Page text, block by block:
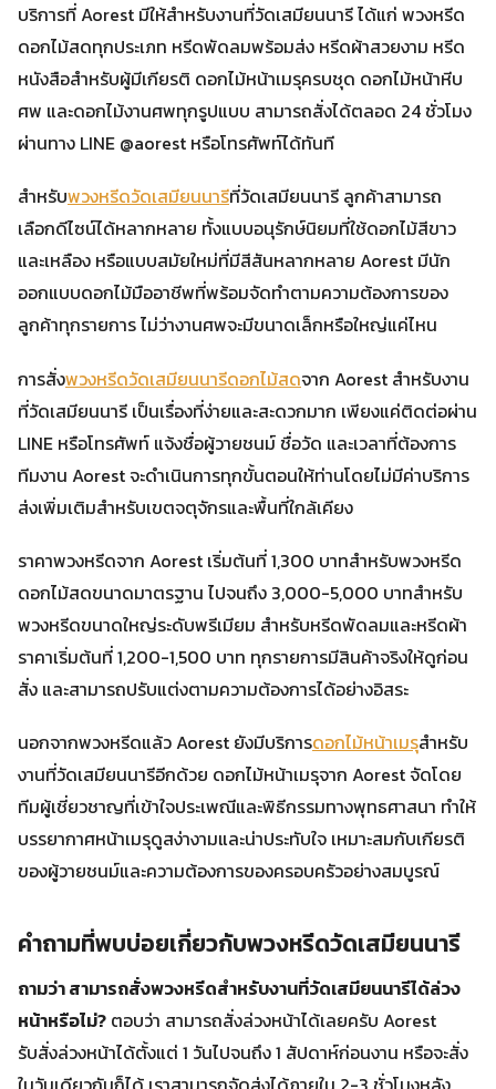
บริการที่ Aorest มีให้สำหรับงานที่วัดเสมียนนารี ได้แก่ พวงหรีด
ดอกไม้สดทุกประเภท หรีดพัดลมพร้อมส่ง หรีดผ้าสวยงาม หรีด
หนังสือสำหรับผู้มีเกียรติ ดอกไม้หน้าเมรุครบชุด ดอกไม้หน้าหีบ
ศพ และดอกไม้งานศพทุกรูปแบบ สามารถสั่งได้ตลอด 24 ชั่วโมง
ผ่านทาง LINE @aorest หรือโทรศัพท์ได้ทันที
สำหรับพวงหรีดวัดเสมียนนารีที่วัดเสมียนนารี ลูกค้าสามารถ
เลือกดีไซน์ได้หลากหลาย ทั้งแบบอนุรักษ์นิยมที่ใช้ดอกไม้สีขาว
และเหลือง หรือแบบสมัยใหม่ที่มีสีสันหลากหลาย Aorest มีนัก
ออกแบบดอกไม้มืออาชีพที่พร้อมจัดทำตามความต้องการของ
ลูกค้าทุกรายการ ไม่ว่างานศพจะมีขนาดเล็กหรือใหญ่แค่ไหน
การสั่งพวงหรีดวัดเสมียนนารีดอกไม้สดจาก Aorest สำหรับงาน
ที่วัดเสมียนนารี เป็นเรื่องที่ง่ายและสะดวกมาก เพียงแค่ติดต่อผ่าน
LINE หรือโทรศัพท์ แจ้งชื่อผู้วายชนม์ ชื่อวัด และเวลาที่ต้องการ
ทีมงาน Aorest จะดำเนินการทุกขั้นตอนให้ท่านโดยไม่มีค่าบริการ
ส่งเพิ่มเติมสำหรับเขตจตุจักรและพื้นที่ใกล้เคียง
ราคาพวงหรีดจาก Aorest เริ่มต้นที่ 1,300 บาทสำหรับพวงหรีด
ดอกไม้สดขนาดมาตรฐาน ไปจนถึง 3,000-5,000 บาทสำหรับ
พวงหรีดขนาดใหญ่ระดับพรีเมียม สำหรับหรีดพัดลมและหรีดผ้า
ราคาเริ่มต้นที่ 1,200-1,500 บาท ทุกรายการมีสินค้าจริงให้ดูก่อน
สั่ง และสามารถปรับแต่งตามความต้องการได้อย่างอิสระ
นอกจากพวงหรีดแล้ว Aorest ยังมีบริการดอกไม้หน้าเมรุสำหรับ
งานที่วัดเสมียนนารีอีกด้วย ดอกไม้หน้าเมรุจาก Aorest จัดโดย
ทีมผู้เชี่ยวชาญที่เข้าใจประเพณีและพิธีกรรมทางพุทธศาสนา ทำให้
บรรยากาศหน้าเมรุดูสง่างามและน่าประทับใจ เหมาะสมกับเกียรติ
ของผู้วายชนม์และความต้องการของครอบครัวอย่างสมบูรณ์
คำถามที่พบบ่อยเกี่ยวกับพวงหรีดวัดเสมียนนารี
ถามว่า สามารถสั่งพวงหรีดสำหรับงานที่วัดเสมียนนารีได้ล่วง
หน้าหรือไม่? ตอบว่า สามารถสั่งล่วงหน้าได้เลยครับ Aorest
รับสั่งล่วงหน้าได้ตั้งแต่ 1 วันไปจนถึง 1 สัปดาห์ก่อนงาน หรือจะสั่ง